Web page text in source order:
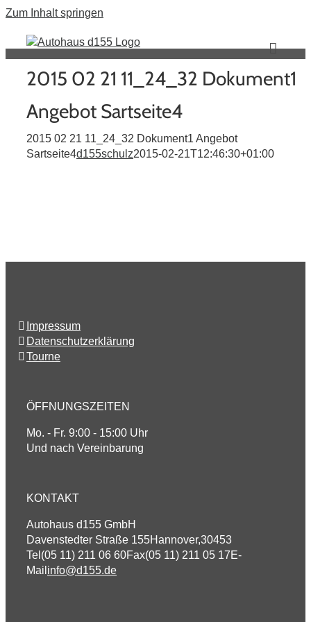
Zum Inhalt springen
2015 02 21 11_24_32 Dokument1
Angebot Sartseite4
2015 02 21 11_24_32 Dokument1 Angebot
Sartseite4d155schulz2015-02-21T12:46:30+01:00
Impressum
Datenschutzerklärung
Tourne
ÖFFNUNGSZEITEN
Mo. - Fr. 9:00 - 15:00 Uhr
Und nach Vereinbarung
KONTAKT
Autohaus d155 GmbH
Davenstedter Straße 155Hannover,30453
Tel (05 11) 211 06 60Fax(05 11) 211 05 17E-
Mail info@d155.de